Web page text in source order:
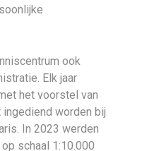
ook
Elk jaar
het voorstel van
worden bij
In 2023 werden
schaal 1:10.000